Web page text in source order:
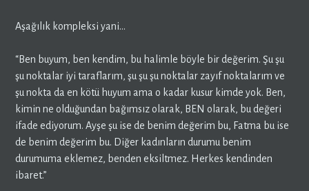
Aşağılık kompleksi yani…
“Ben buyum, ben kendim, bu halimle böyle bir değerim. Şu şu
şu noktalar iyi taraflarım, şu şu şu noktalar zayıf noktalarım ve
şu nokta da en kötü huyum ama o kadar kusur kimde yok. Ben,
kimin ne olduğundan bağımsız olarak, BEN olarak, bu değeri
ifade ediyorum. Ayşe şu ise de benim değerim bu, Fatma bu ise
de benim değerim bu. Diğer kadınların durumu benim
durumuma eklemez, benden eksiltmez. Herkes kendinden
ibaret.”